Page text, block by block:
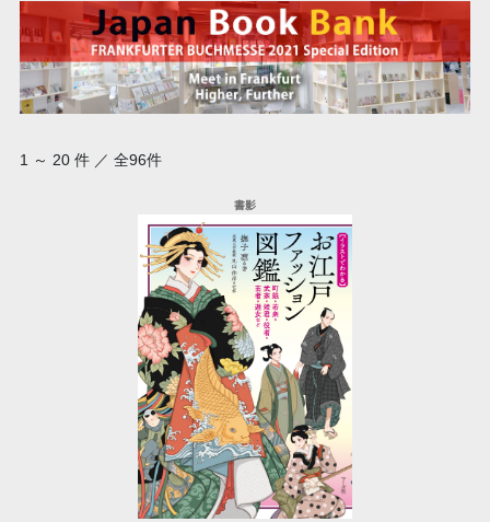
1 ～ 20 件 ／ 全96件